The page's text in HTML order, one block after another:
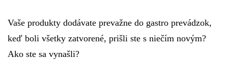
Vaše produkty dodávate prevažne do gastro prevádzok,
keď boli všetky zatvorené, prišli ste s niečím novým?
Ako ste sa vynašli?